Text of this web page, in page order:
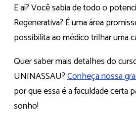
E aí? Você sabia de todo o
Regenerativa? É uma área
possibilita ao médico trilhar uma
Quer saber mais detalhes do
UNINASSAU?Conheça nossa
por que essa é a faculdade certa
sonho!